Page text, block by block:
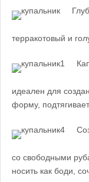
терракотовый и
идеален для
форму,
со свободными
носить как боди,